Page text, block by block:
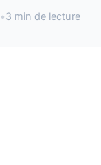
•3 min de lecture